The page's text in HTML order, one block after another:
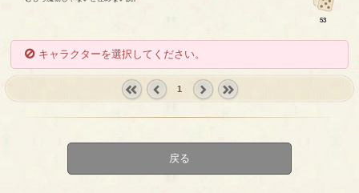
53
キャラクターを選択してください。
1
戻る